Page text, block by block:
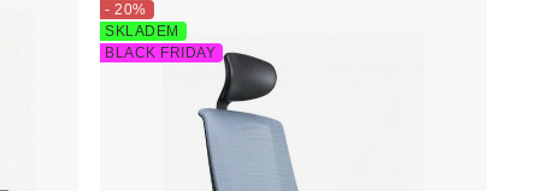
- 20%
SKLADEM
BLACK FRIDAY